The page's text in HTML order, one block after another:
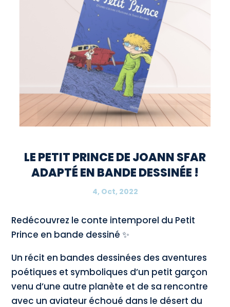
LE PETIT PRINCE DE JOANN SFAR
ADAPTÉ EN BANDE DESSINÉE !
4, Oct, 2022
Redécouvrez le conte intemporel du Petit
Prince en bande dessiné ✨
Un récit en bandes dessinées des aventures
poétiques et symboliques d’un petit garçon
venu d’une autre planète et de sa rencontre
avec un aviateur échoué dans le désert du